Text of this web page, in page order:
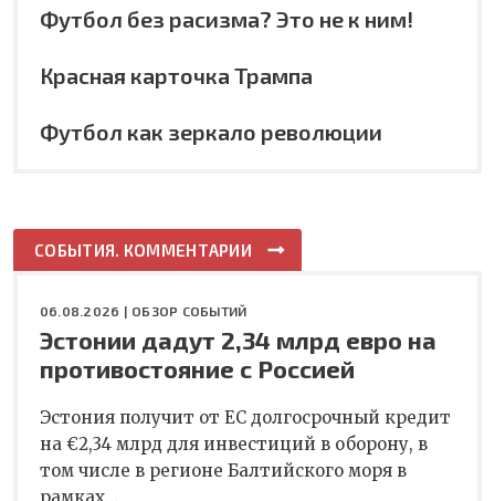
Футбол без расизма? Это не к ним!
Красная карточка Трампа
Футбол как зеркало революции
СОБЫТИЯ. КОММЕНТАРИИ
06.08.2026 | ОБЗОР СОБЫТИЙ
Эстонии дадут 2,34 млрд евро на
противостояние с Россией
Эстония получит от ЕС долгосрочный кредит
на €2,34 млрд для инвестиций в оборону, в
том числе в регионе Балтийского моря в